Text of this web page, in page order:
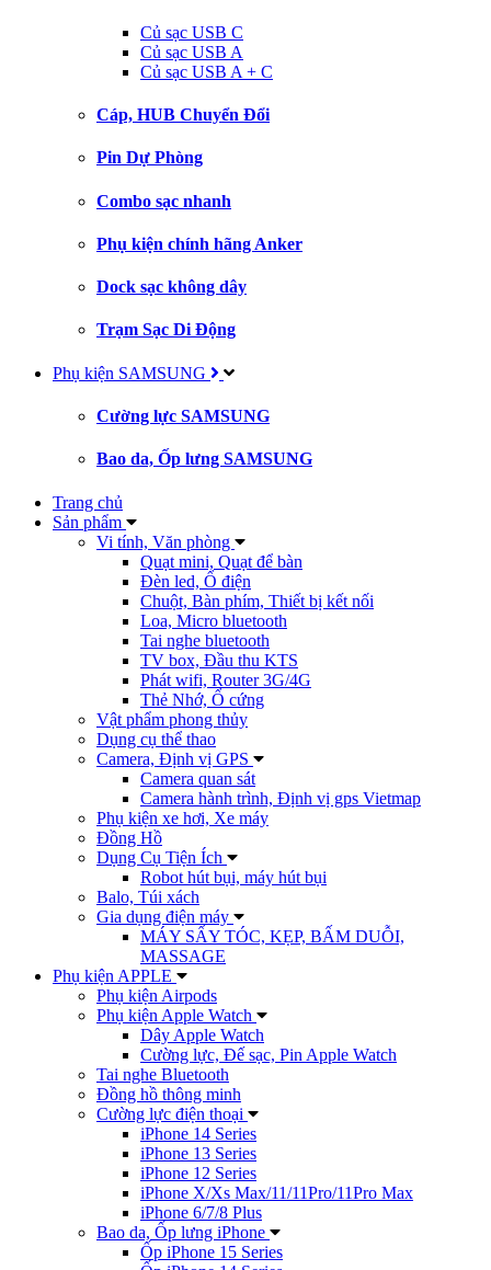
Củ sạc USB C
Củ sạc USB A
Củ sạc USB A + C
Cáp, HUB Chuyển Đổi
Pin Dự Phòng
Combo sạc nhanh
Phụ kiện chính hãng Anker
Dock sạc không dây
Trạm Sạc Di Động
Phụ kiện SAMSUNG
Cường lực SAMSUNG
Bao da, Ốp lưng SAMSUNG
Trang chủ
Sản phẩm
Vi tính, Văn phòng
Quạt mini, Quạt để bàn
Đèn led, Ổ điện
Chuột, Bàn phím, Thiết bị kết nối
Loa, Micro bluetooth
Tai nghe bluetooth
TV box, Đầu thu KTS
Phát wifi, Router 3G/4G
Thẻ Nhớ, Ổ cứng
Vật phẩm phong thủy
Dụng cụ thể thao
Camera, Định vị GPS
Camera quan sát
Camera hành trình, Định vị gps Vietmap
Phụ kiện xe hơi, Xe máy
Đồng Hồ
Dụng Cụ Tiện Ích
Robot hút bụi, máy hút bụi
Balo, Túi xách
Gia dụng điện máy
MÁY SẤY TÓC, KẸP, BẤM DUỖI,
MASSAGE
Phụ kiện APPLE
Phụ kiện Airpods
Phụ kiện Apple Watch
Dây Apple Watch
Cường lực, Đế sạc, Pin Apple Watch
Tai nghe Bluetooth
Đồng hồ thông minh
Cường lực điện thoại
iPhone 14 Series
iPhone 13 Series
iPhone 12 Series
iPhone X/Xs Max/11/11Pro/11Pro Max
iPhone 6/7/8 Plus
Bao da, Ốp lưng iPhone
Ốp iPhone 15 Series